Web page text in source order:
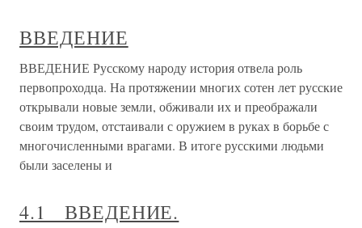
ВВЕДЕНИЕ
ВВЕДЕНИЕ Русскому народу история отвела роль
первопроходца. На протяжении многих сотен лет русские
открывали новые земли, обживали их и преображали
своим трудом, отстаивали с оружием в руках в борьбе с
многочисленными врагами. В итоге русскими людьми
были заселены и
4.1 ВВЕДЕНИЕ.